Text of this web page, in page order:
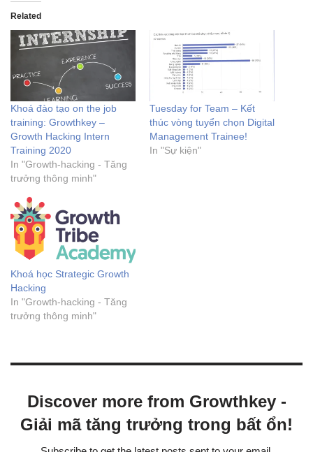
Related
Khoá đào tạo on the job
training: Growthkey –
Growth Hacking Intern
Training 2020
In "Growth-hacking - Tăng
trưởng thông minh"
Tuesday for Team – Kết
thúc vòng tuyển chọn Digital
Management Trainee!
In "Sự kiện"
Khoá học Strategic Growth
Hacking
In "Growth-hacking - Tăng
trưởng thông minh"
Discover more from Growthkey -
Giải mã tăng trưởng trong bất ổn!